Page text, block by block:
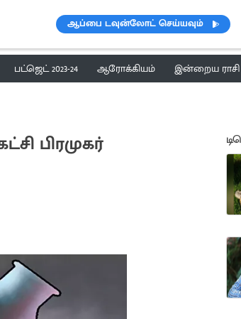
ஆப்பை டவுன்லோட் செய்யவும்
பட்ஜெட் 2023-24 ஆரோக்கியம் இன்றைய
பிரமுகர்